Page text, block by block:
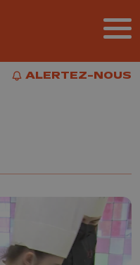
ALERTEZ-NOUS
ALERTEZ-NOUS